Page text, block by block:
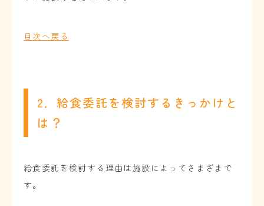
目次へ戻る
2．給食委託を検討するきっかけと
は？
給食委託を検討する理由は施設によってさまざまで
す。